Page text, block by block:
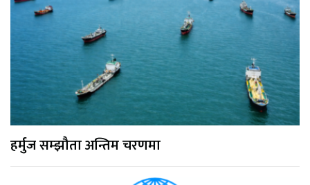
हर्मुज सम्झौता अन्तिम चरणमा